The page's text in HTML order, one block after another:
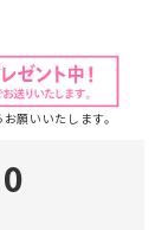
願いいたします。